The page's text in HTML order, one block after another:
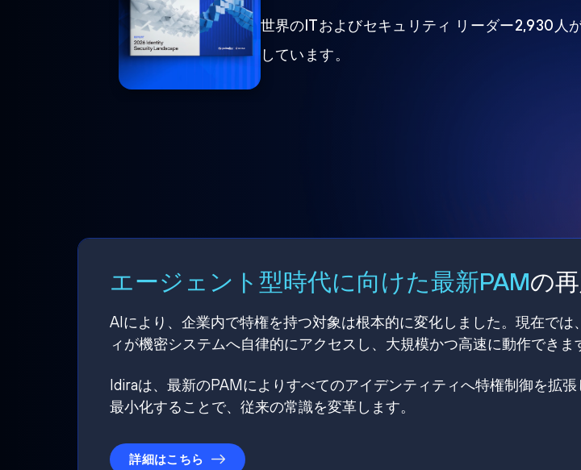
世界のITおよびセキュリティ リーダー2,930人
しています。
エージェント型時代に向けた最新PAMの
AIにより、企業内で特権を持つ対象は根本的に変化しました。現在では
ィが機密システムへ自律的にアクセスし、大規模かつ高速に動作できま
Idiraは、最新のPAMによりすべてのアイデンティティへ特権制御を拡
最小化することで、従来の常識を変革します。
詳細はこちら